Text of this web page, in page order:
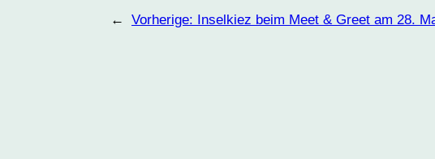
← Vorherige: Inselkiez beim Meet & Greet am 28.